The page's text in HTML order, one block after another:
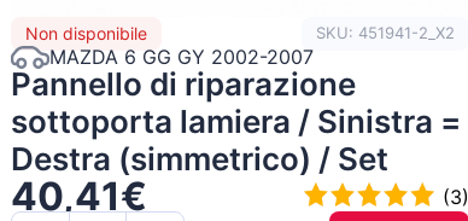
Non disponibile SKU: 451941-2_X2
MAZDA 6 GG GY 2002-2007
Pannello di riparazione
sottoporta lamiera / Sinistra =
Destra (simmetrico) / Set
40,41€
(3)